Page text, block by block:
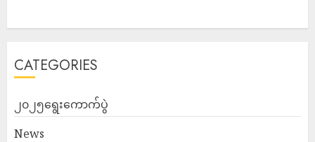
CATEGORIES
၂၀၂၅ရွေးကောက်ပွဲ
News